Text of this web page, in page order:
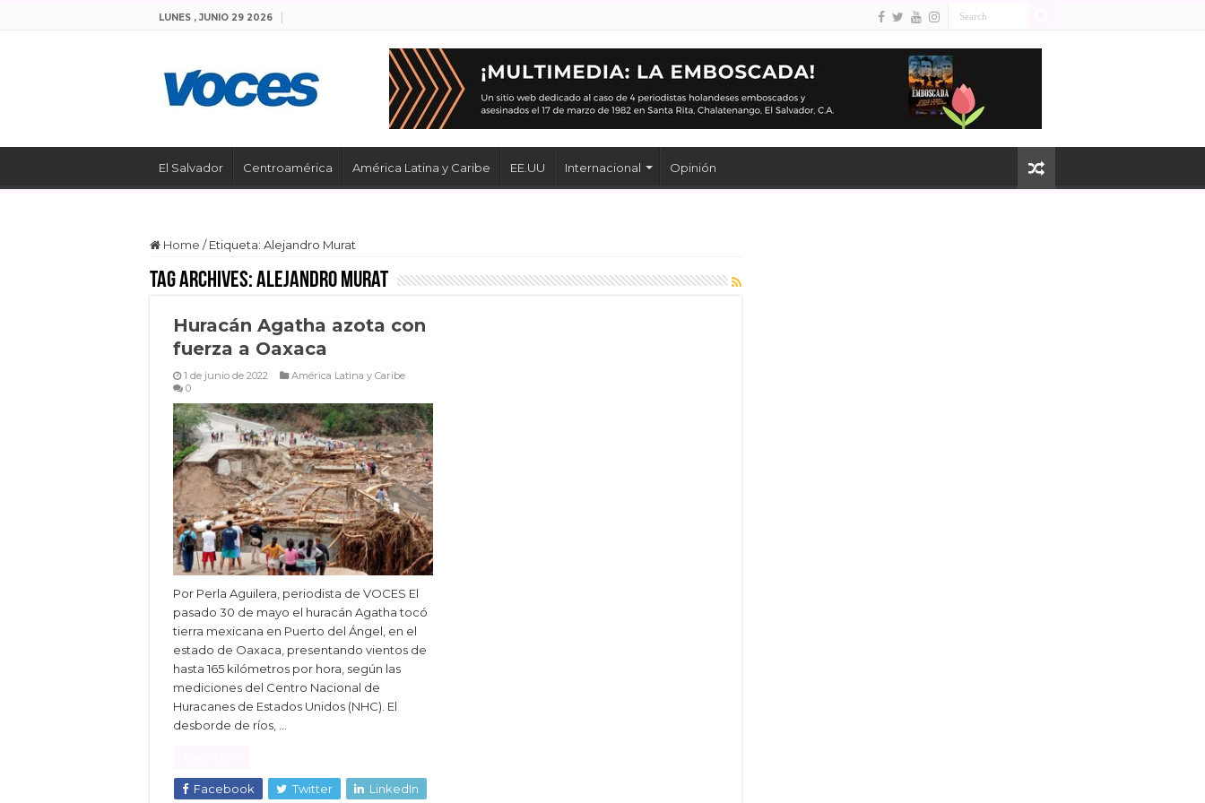
LUNES , JUNIO 29 2026
El Salvador Centroamérica América Latina y Caribe EE.UU Internacional Opinión
Home / Etiqueta: Alejandro Murat
Tag Archives:Alejandro Murat
Huracán Agatha azota con
fuerza a Oaxaca
1 de junio de 2022
América Latina y Caribe
0
Por Perla Aguilera, periodista de VOCES El
pasado 30 de mayo el huracán Agatha tocó
tierra mexicana en Puerto del Ángel, en el
estado de Oaxaca, presentando vientos de
hasta 165 kilómetros por hora, según las
mediciones del Centro Nacional de
Huracanes de Estados Unidos (NHC). El
desborde de ríos, …
Facebook Twitter LinkedIn